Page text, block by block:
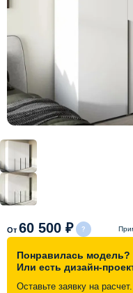
Рассрочка и кредит
Схема работы
Акции и скидки
Портфолио
Видеоотзывы
Статьи
От 60 500 ₽
Понравилась модель?
Или есть дизайн-
Оставьте заявку на расчет.